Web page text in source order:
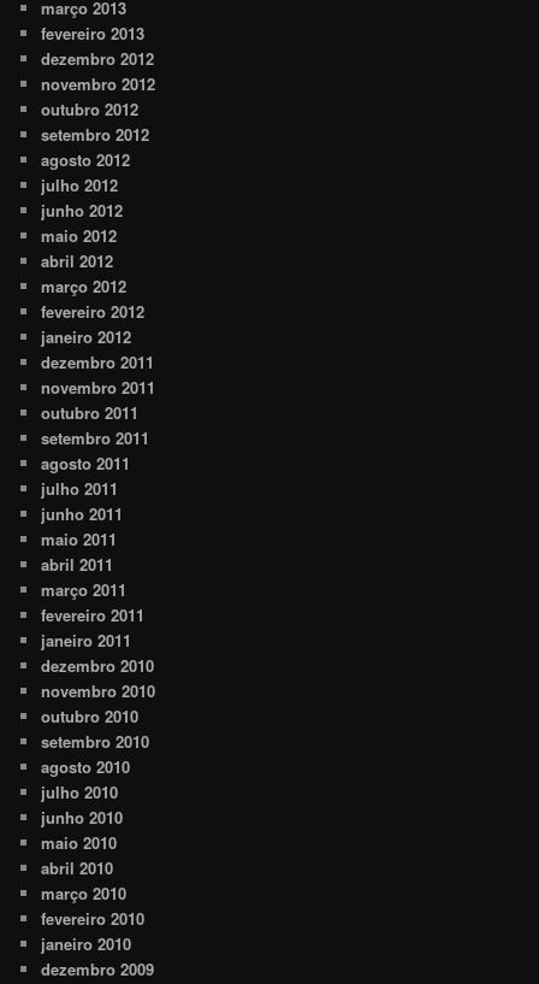
março 2013
fevereiro 2013
dezembro 2012
novembro 2012
outubro 2012
setembro 2012
agosto 2012
julho 2012
junho 2012
maio 2012
abril 2012
março 2012
fevereiro 2012
janeiro 2012
dezembro 2011
novembro 2011
outubro 2011
setembro 2011
agosto 2011
julho 2011
junho 2011
maio 2011
abril 2011
março 2011
fevereiro 2011
janeiro 2011
dezembro 2010
novembro 2010
outubro 2010
setembro 2010
agosto 2010
julho 2010
junho 2010
maio 2010
abril 2010
março 2010
fevereiro 2010
janeiro 2010
dezembro 2009